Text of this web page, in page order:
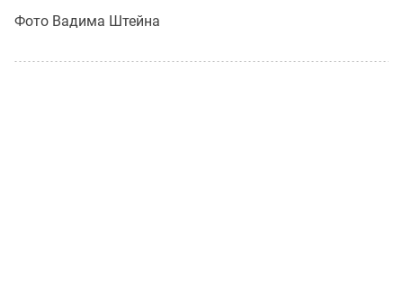
Фото Вадима Штейна